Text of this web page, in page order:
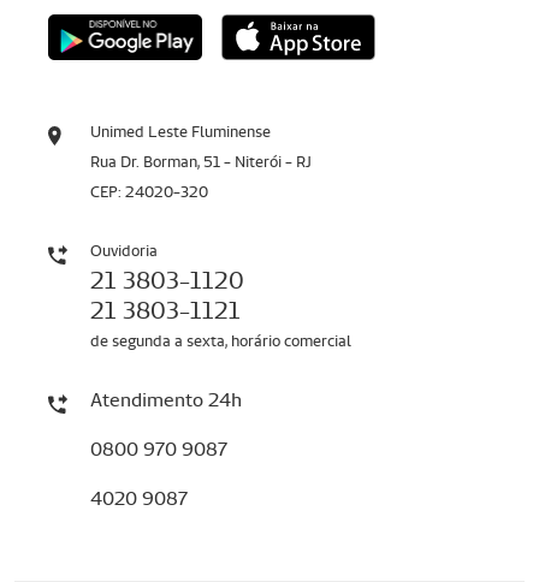
Unimed Leste Fluminense
Rua Dr. Borman, 51 - Niterói - RJ
CEP: 24020-320
Ouvidoria
21 3803-1120
21 3803-1121
de segunda a sexta, horário comercial
Atendimento 24h
0800 970 9087
4020 9087